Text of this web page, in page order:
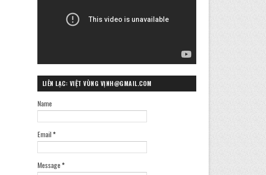
LIÊN LẠC: VIỆT VÙNG VỊNH@GMAIL.COM
Name
Email*
Message*